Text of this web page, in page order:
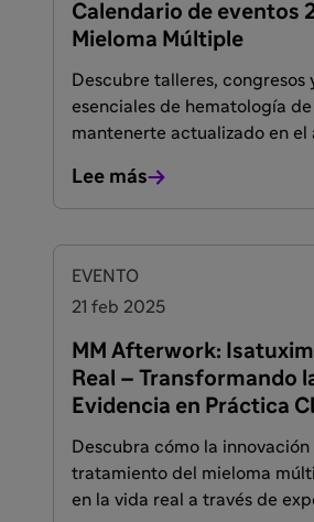
Calendario de eventos
Mieloma Múltiple
Descubre talleres, congresos
esenciales de hematología
mantenerte actualizado en el
Lee más
FACULTADOS PARA
EVENTO
21 feb 2025
MM Afterwork:
Real – Transformando
Evidencia en Práctica
Descubra cómo la innovación
tratamiento del mieloma
en la vida real a través de